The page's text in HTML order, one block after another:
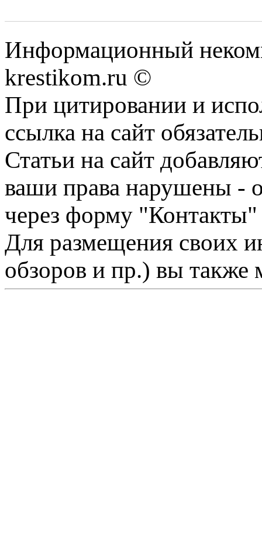
Информационный
krestikom.ru ©
При цитировании и
ссылка на сайт
Статьи на сайт
ваши права нарушены -
через форму "Контакты"
Для размещения своих
обзоров и пр.) вы также